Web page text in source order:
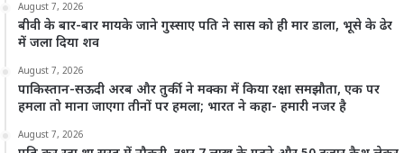
August 7, 2026
बीवी के बार-बार मायके जाने गुस्साए पति ने सास को ही मार डाला, भूसे के ढेर
में जला दिया शव
August 7, 2026
पाकिस्तान-सऊदी अरब और तुर्की ने मक्का में किया रक्षा समझौता, एक पर
हमला तो माना जाएगा तीनों पर हमला; भारत ने कहा- हमारी नजर है
August 7, 2026